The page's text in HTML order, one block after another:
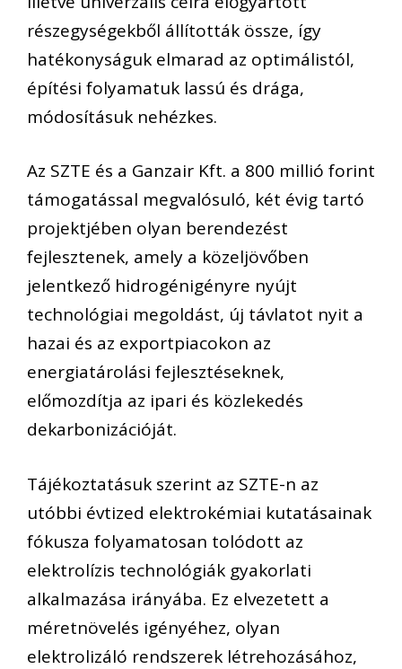
részegységekből állították össze, így
hatékonyságuk elmarad az optimálistól,
építési folyamatuk lassú és drága,
módosításuk nehézkes.
Az SZTE és a Ganzair Kft. a 800 millió forint
támogatással megvalósuló, két évig tartó
projektjében olyan berendezést
fejlesztenek, amely a közeljövőben
jelentkező hidrogénigényre nyújt
technológiai megoldást, új távlatot nyit a
hazai és az exportpiacokon az
energiatárolási fejlesztéseknek,
előmozdítja az ipari és közlekedés
dekarbonizációját.
Tájékoztatásuk szerint az SZTE-n az
utóbbi évtized elektrokémiai kutatásainak
fókusza folyamatosan tolódott az
elektrolízis technológiák gyakorlati
alkalmazása irányába. Ez elvezetett a
méretnövelés igényéhez, olyan
elektrolizáló rendszerek létrehozásához,